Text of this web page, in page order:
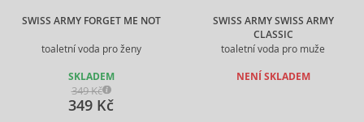
SWISS ARMY FORGET ME NOT
toaletní voda pro ženy
SKLADEM
349 Kč
349 Kč
SWISS ARMY SWISS ARMY
CLASSIC
toaletní voda pro muže
NENÍ SKLADEM